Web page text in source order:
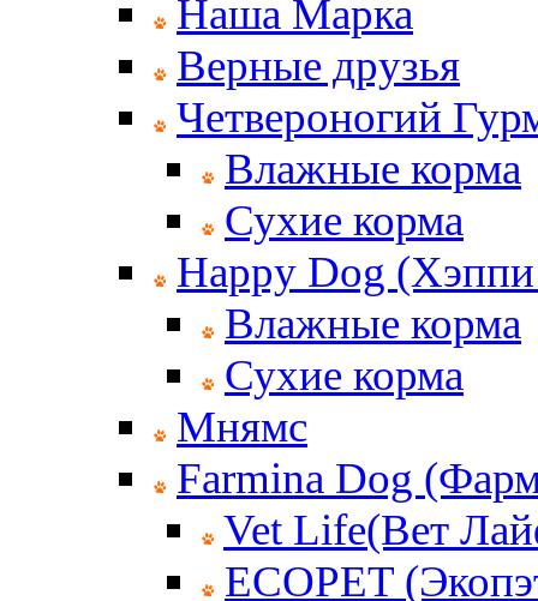
Наша Марка
Верные друзья
Четвероногий
Влажные корма
Сухие корма
Happy Dog
Влажные корма
Сухие корма
Мнямс
Farmina Dog
Vet Life(Вет
ECOPET